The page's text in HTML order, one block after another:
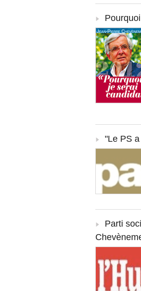
"Le PS
Parti